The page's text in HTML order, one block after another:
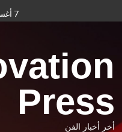
to
7 أغسطس، 2026
Press
أخر أخبار الفن